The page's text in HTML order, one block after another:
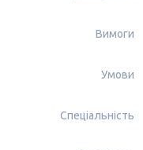
Вимоги
Умови
Спеціальність